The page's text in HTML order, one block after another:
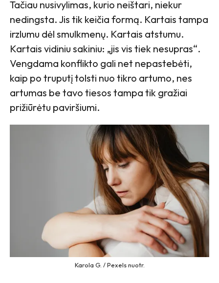
Tačiau nusivylimas, kurio neištari, niekur
nedingsta. Jis tik keičia formą. Kartais tampa
irzlumu dėl smulkmenų. Kartais atstumu.
Kartais vidiniu sakiniu: „jis vis tiek nesupras“.
Vengdama konflikto gali net nepastebėti,
kaip po truputį tolsti nuo tikro artumo, nes
artumas be tavo tiesos tampa tik gražiai
prižiūrėtu paviršiumi.
Karola G. / Pexels nuotr.